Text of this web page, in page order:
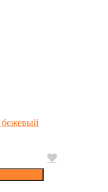
бежевый